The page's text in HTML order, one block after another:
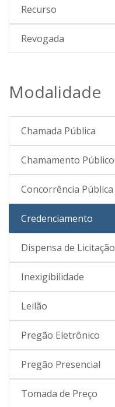
Recurso
Revogada
Modalidade
Chamada Pública
Chamamento Público
Concorrência Pública
Credenciamento
Dispensa de Licitação
Inexigibilidade
Leilão
Pregão Eletrônico
Pregão Presencial
Tomada de Preço